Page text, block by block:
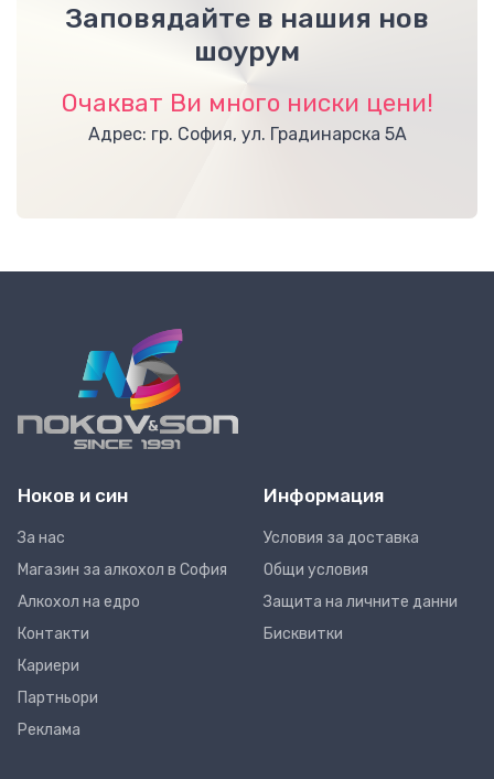
Заповядайте в нашия нов
шоурум
Очакват Ви много ниски цени!
Адрес: гр. София, ул. Градинарска 5А
Ноков и син
За нас
Магазин за алкохол в София
Алкохол на едро
Контакти
Кариери
Партньори
Реклама
Информация
Условия за доставка
Общи условия
Защита на личните данни
Бисквитки